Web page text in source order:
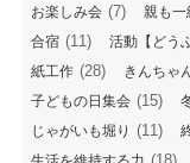
お楽しみ会 (7) 親も一
合宿 (11) 活動【どう
紙工作 (28) きんちゃ
子どもの日集会 (15)
じゃがいも堀り (11)